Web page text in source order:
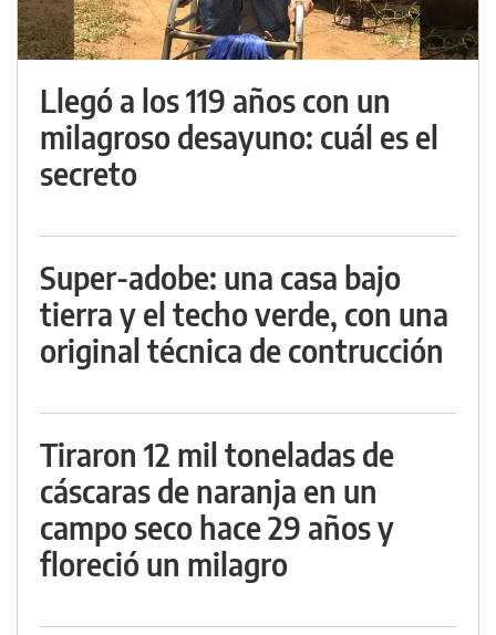
Llegó a los 119 años con un
milagroso desayuno: cuál es el
secreto
Super-adobe: una casa bajo
tierra y el techo verde, con una
original técnica de contrucción
Tiraron 12 mil toneladas de
cáscaras de naranja en un
campo seco hace 29 años y
floreció un milagro